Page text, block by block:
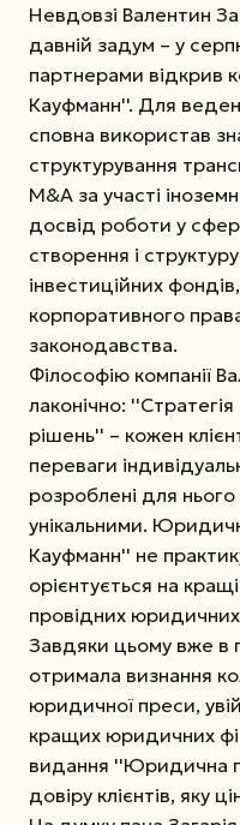
Невдовзі Валентин
давній задум – у
партнерами відкрив
Кауфманн''. Для
сповна використав
структурування
M&A за участі
досвід роботи у
створення і
інвестиційних
корпоративного
законодавства.
Філософію компанії
лаконічно:
рішень'' – кожен
переваги
розроблені для
унікальними.
Кауфманн'' не
орієнтується на
провідних юридичних
Завдяки цьому вже в
отримала визнання
юридичної преси,
кращих юридичних
видання ''Юридична
довіру клієнтів, яку